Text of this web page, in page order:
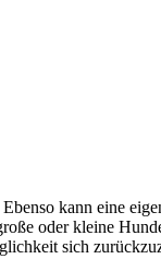
kann eine
oder kleine
sich